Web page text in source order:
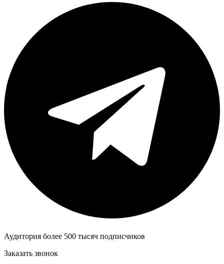
Аудитория более 500 тысяч подписчиков
Заказать звонок